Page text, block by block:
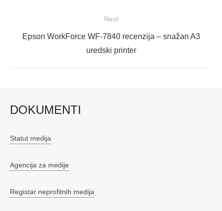
Next
Next
Epson WorkForce WF-7840 recenzija – snažan A3
uredski printer
DOKUMENTI
Statut medija
Agencija za medije
Registar neprofitnih medija